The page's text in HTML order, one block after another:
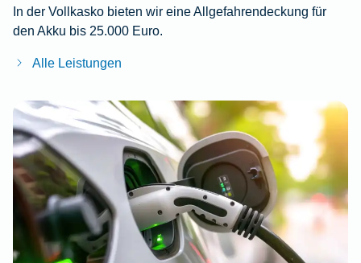
In der Vollkasko bieten wir eine Allgefahrendeckung für
den Akku bis 25.000 Euro.
Alle Leistungen